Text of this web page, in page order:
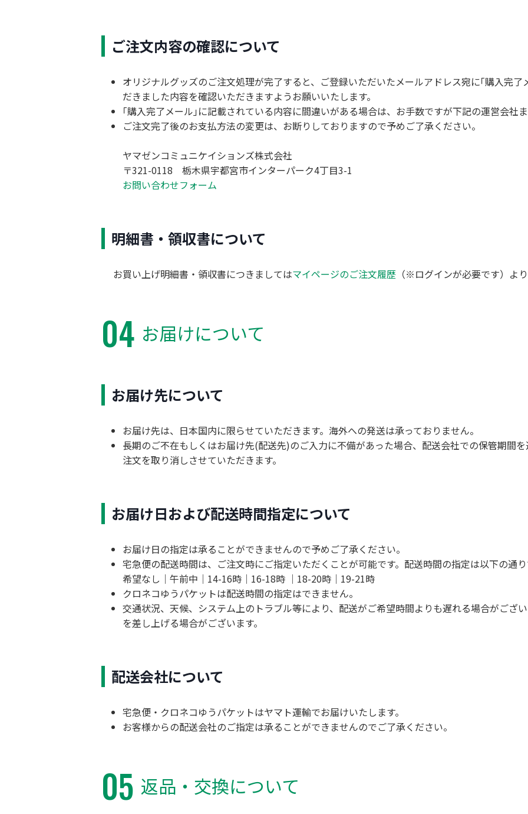
ご注文内容の確認について
オリジナルグッズのご注文処理が完了すると、ご登録いただいたメールアドレス宛に｢購入完
だきました内容を確認いただきますようお願いいたします。
｢購入完了メール｣に記載されている内容に間違いがある場合は、お手数ですが下記の運営会社ま
ご注文完了後のお支払方法の変更は、お断りしておりますので予めご了承ください。
ヤマゼンコミュニケイションズ株式会社
〒321-0118 栃木県宇都宮市インターパーク4丁目3-1
お問い合わせフォーム
明細書・領収書について
お買い上げ明細書・領収書につきましてはマイページのご注文履歴 （※ログインが必要です）よ
04 お届けについて
お届け先について
お届け先は、日本国内に限らせていただきます。海外への発送は承っておりません。
長期のご不在もしくはお届け先(配送先)のご入力に不備があった場合、配送会社での保管期間
注文を取り消しさせていただきます。
お届け日および配送時間指定について
お届け日の指定は承ることができませんので予めご了承ください。
宅急便の配送時間は、ご注文時にご指定いただくことが可能です。配送時間の指定は以下の通り
希望なし｜午前中｜14-16時｜16-18時 ｜18-20時｜19-21時
クロネコゆうパケットは配送時間の指定はできません。
交通状況、天候、システム上のトラブル等により、配送がご希望時間よりも遅れる場合がござ
を差し上げる場合がございます。
配送会社について
宅急便・クロネコゆうパケットはヤマト運輸でお届けいたします。
お客様からの配送会社のご指定は承ることができませんのでご了承ください。
05 返品・交換について